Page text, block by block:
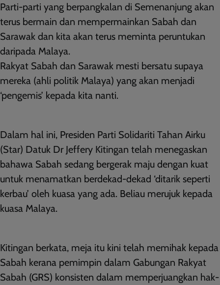
Parti-parti yang berpangkalan di Semenanjung akan
terus bermain dan mempermainkan Sabah dan
Sarawak dan kita akan terus meminta peruntukan
daripada Malaya.
Rakyat Sabah dan Sarawak mesti bersatu supaya
mereka (ahli politik Malaya) yang akan menjadi
‘pengemis’ kepada kita nanti.
Dalam hal ini, Presiden Parti Solidariti Tahan Airku
(Star) Datuk Dr Jeffery Kitingan telah menegaskan
bahawa Sabah sedang bergerak maju dengan kuat
untuk menamatkan berdekad-dekad ‘ditarik seperti
kerbau’ oleh kuasa yang ada. Beliau merujuk kepada
kuasa Malaya.
Kitingan berkata, meja itu kini telah memihak kepada
Sabah kerana pemimpin dalam Gabungan Rakyat
Sabah (GRS) konsisten dalam memperjuangkan hak-